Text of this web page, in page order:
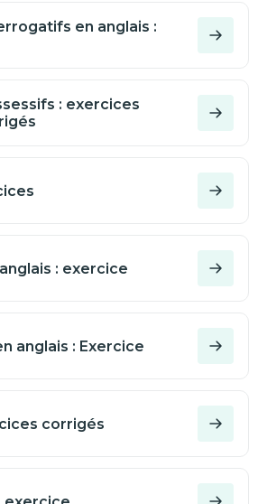
en anglais :
: exercices
: exercice
anglais : Exercice
corrigés